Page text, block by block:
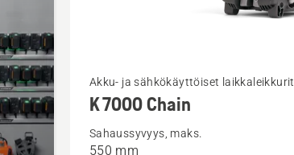
Katso
lisätietoja
tuotteesta
Akku- ja sähkökäyttöiset laikkaleikkurit
K 7000 Chain
Sahaussyvyys, maks.
550 mm